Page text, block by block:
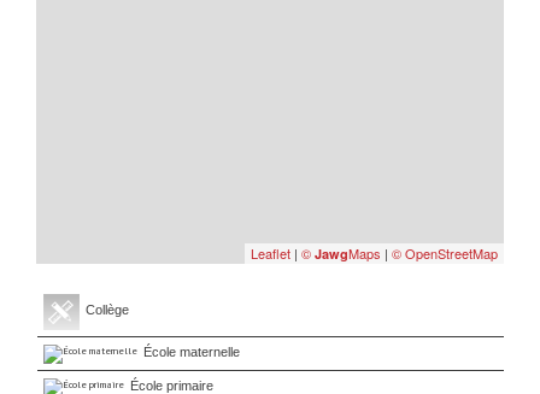
Leaflet | © JawgMaps | © OpenStreetMap
Collège
École maternelle
École primaire